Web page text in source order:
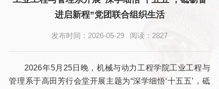
进启新程”党团联合组织生活
发布时间：2026-05-29 阅读：2827
2026年5月25日晚，机械与动力工程学院工业工程与
管理系于高田芳行会堂开展主题为“深学细悟‘十五五’，砥